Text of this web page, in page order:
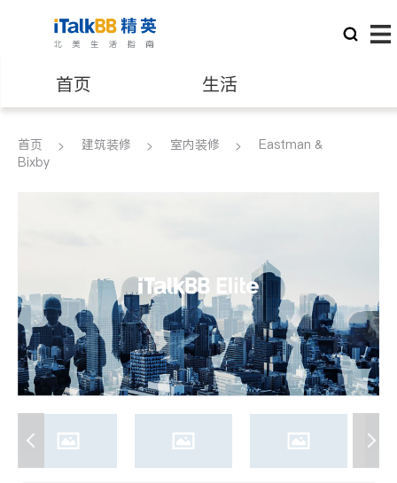
首页 生活
医生 律师
养老 非盈利组织
首页 建筑装修 室内装修
Eastman &
Bixby